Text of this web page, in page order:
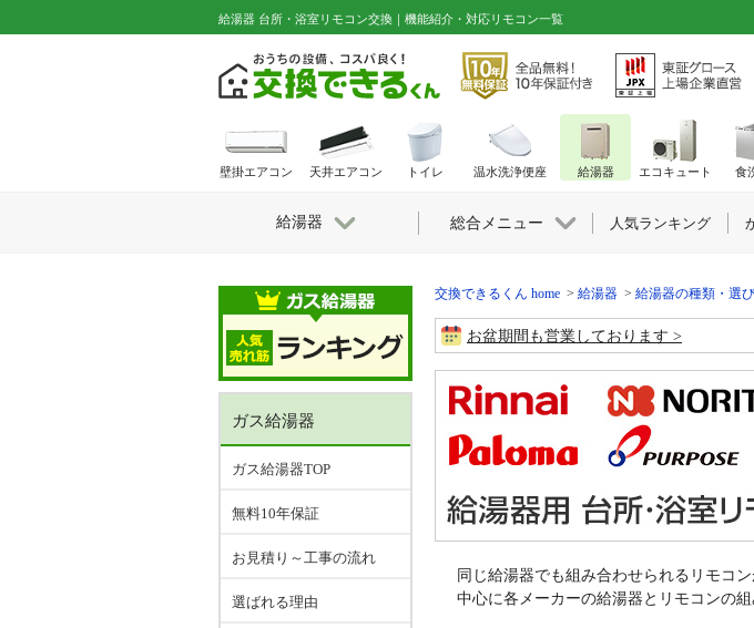
給湯器 台所・浴室リモコン交換｜機能紹介・対応リモコン一覧
交換できるくん home 給湯器 給湯器の種類・選
お盆期間も営業しております
同じ給湯器でも組み合わせられるリモコ
中心に各メーカーの給湯器とリモコンの
ガス給湯器
ガス給湯器TOP
無料10年保証
お見積り～工事の流れ
選ばれる理由
壁掛エアコン 天井エアコン トイレ 温水洗浄便座 給湯器 エコキュート 食
給湯器 総合メニュー 人気ランキング